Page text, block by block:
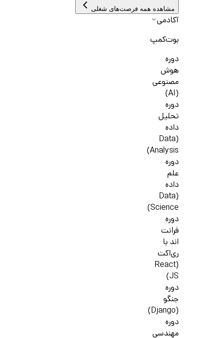
مشاهده همه فرصت‌های شغلی
آکادمی
بوت‌کمپ
دوره
هوش
مصنوعی
(AI)
دوره
تحلیل
داده
(Data
Analysis)
دوره
علم
داده
(Data
Science)
دوره
فرانت
اند با
ری‌اکت
(React
JS)
دوره
جنگو
(Django)
دوره
مهندسی